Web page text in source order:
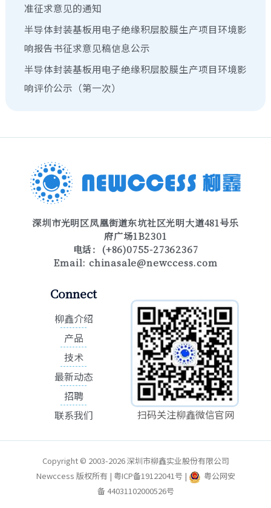
准征求意见的通知
半导体封装基板用电子绝缘积层胶膜生产项目环境影
响报告书征求意见稿信息公示
半导体封装基板用电子绝缘积层胶膜生产项目环境影
响评价公示（第一次）
深圳市光明区凤凰街道东坑社区光明大道481号乐
府广场1B2301
电话：(+86)0755-27362367
Email: chinasale@newccess.com
Connect
柳鑫介绍
产品
技术
最新动态
招聘
联系我们
扫码关注柳鑫微信官网
Copyright © 2003-2026 深圳市柳鑫实业股份有限公司
Newccess 版权所有 | 粤ICP备19122041号 |
粤公网安
备 44031102000526号